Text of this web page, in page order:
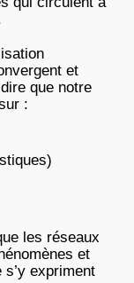
et
que notre
:
les réseaux
et
expriment